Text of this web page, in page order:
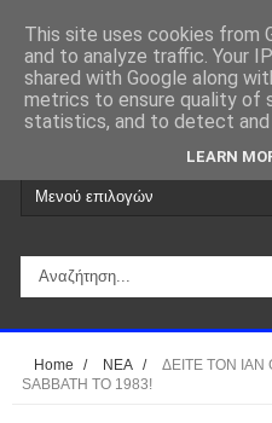
Home / ΝΕΑ /
ΔΕΙΤΕ ΤΟΝ IAN
SABBATH TO 1983!
This site uses cookies from
and to analyze traffic. Your
shared with Google along
metrics to ensure quality of
statistics, and to detect and
LEARN